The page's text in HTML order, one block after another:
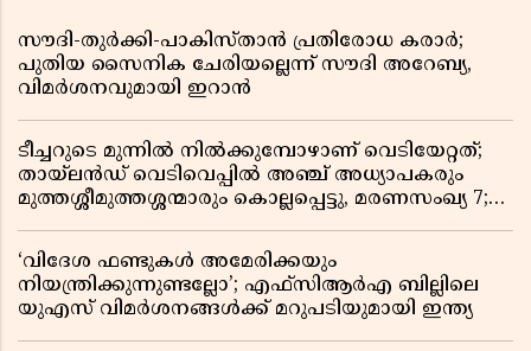
സൗദി-തുർക്കി-പാകിസ്താൻ പ്രതിരോധ കരാർ;
പുതിയ സൈനിക ചേരിയല്ലെന്ന് സൗദി അറേബ്യ,
വിമർശനവുമായി ഇറാൻ
ടീച്ചറുടെ മുന്നിൽ നിൽക്കുമ്പോഴാണ് വെടിയേറ്റത്;
തായ്‌ലൻഡ് വെടിവെപ്പിൽ അഞ്ച് അധ്യാപകരും
മുത്തശ്ശീമുത്തശ്ശന്മാരും കൊല്ലപ്പെട്ടു, മരണസംഖ്യ 7;
‘വിദേശ ഫണ്ടുകൾ അമേരിക്കയും
നിയന്ത്രിക്കുന്നുണ്ടല്ലോ’; എഫ്സിആർഎ ബില്ലിലെ
യുഎസ് വിമർശനങ്ങൾക്ക് മറുപടിയുമായി ഇന്ത്യ